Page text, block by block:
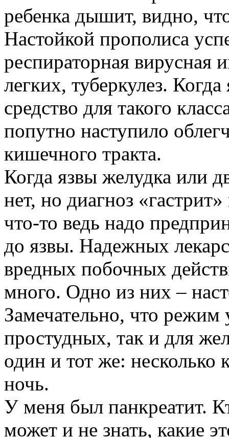
ребенка дышит, видно,
Настойкой прополиса
респираторная вирусная
легких, туберкулез.
средство для такого
попутно наступило
кишечного тракта.
Когда язвы желудка или
нет, но диагноз
что-то ведь надо
до язвы. Надежных
вредных побочных
много. Одно из них –
Замечательно, что режим
простудных, так и для
один и тот же: несколько
ночь.
У меня был панкреатит.
может и не знать, какие